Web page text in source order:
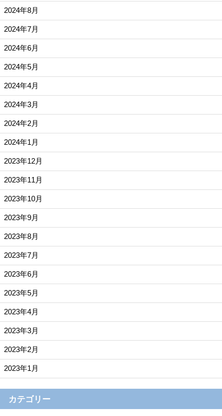
2024年8月
2024年7月
2024年6月
2024年5月
2024年4月
2024年3月
2024年2月
2024年1月
2023年12月
2023年11月
2023年10月
2023年9月
2023年8月
2023年7月
2023年6月
2023年5月
2023年4月
2023年3月
2023年2月
2023年1月
カテゴリー